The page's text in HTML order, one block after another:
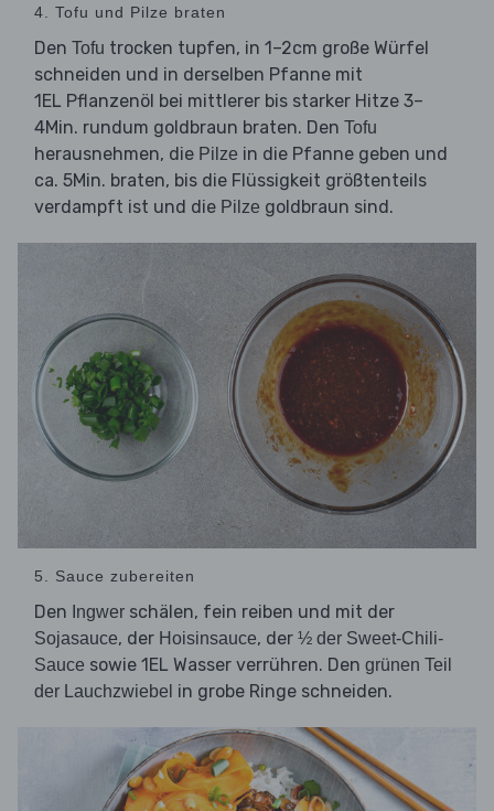
4. Tofu und Pilze braten
Den Tofu trocken tupfen, in 1–2cm große Würfel
schneiden und in derselben Pfanne mit
1EL Pflanzenöl bei mittlerer bis starker Hitze 3–
4Min. rundum goldbraun braten. Den Tofu
herausnehmen, die Pilze in die Pfanne geben und
ca. 5Min. braten, bis die Flüssigkeit größtenteils
verdampft ist und die Pilze goldbraun sind.
5. Sauce zubereiten
Den Ingwer schälen, fein reiben und mit der
Sojasauce, der Hoisinsauce, der ½ der Sweet-Chili-
Sauce sowie 1EL Wasser verrühren. Den grünen Teil
der Lauchzwiebel in grobe Ringe schneiden.